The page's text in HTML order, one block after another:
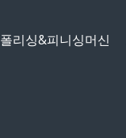
폴리싱&피니싱머신